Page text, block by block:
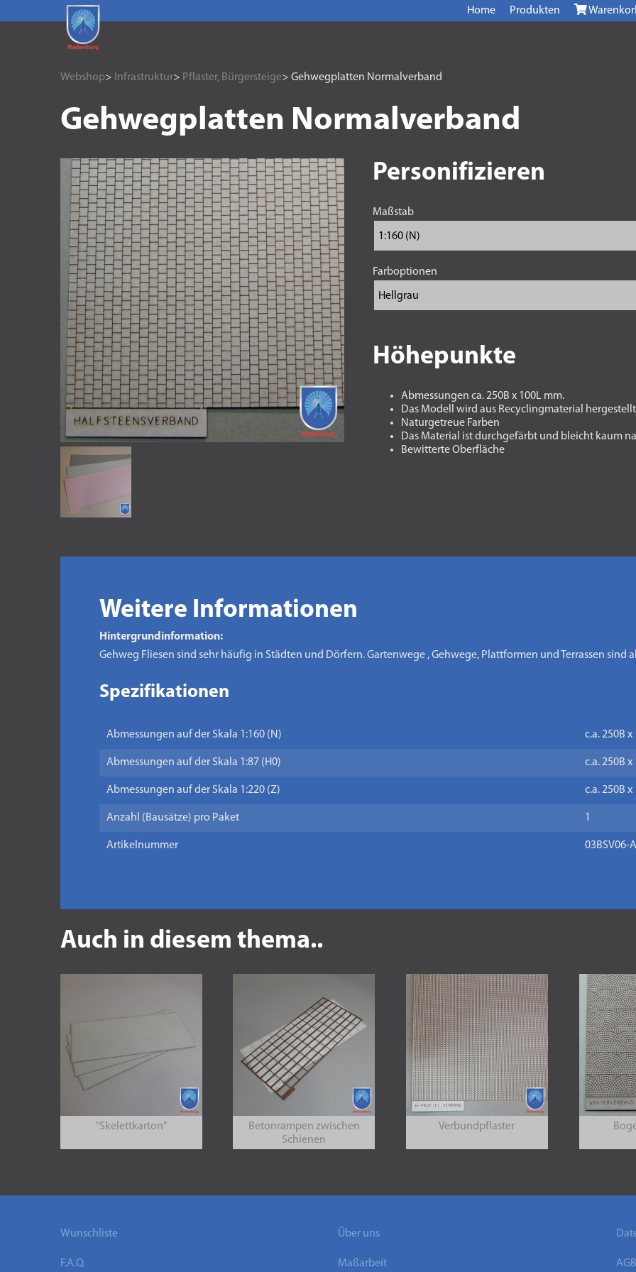
Home Produkten
Webshop> Infrastruktur> Pflaster, Bürgersteige> Gehwegplatten Normalverband
Gehwegplatten Normalverband
Personifizieren
Maßstab
Farboptionen
Höhepunkte
Abmessungen ca. 250B x 100L mm.
Das Modell wird aus Recyclingmaterial hergestellt
Naturgetreue Farben
Das Material ist durchgefärbt und bleicht kaum
Bewitterte Oberfläche
Weitere Informationen
Hintergrundinformation:
Gehweg Fliesen sind sehr häufig in Städten und Dörfern. Gartenwege , Gehwege, Plattformen und Terrassen sind
Spezifikationen
Abmessungen auf der Skala 1:160 (N) c.a. 250B
Abmessungen auf der Skala 1:87 (H0) c.a. 250B
Abmessungen auf der Skala 1:220 (Z) c.a. 250B
Anzahl (Bausätze) pro Paket 1
Artikelnummer 03BSV06-
Auch in diesem thema..
"Skelettkarton"
Betonrampen zwischen
Schienen
Verbundpflaster
Wunschliste
F.A.Q.
Über uns
Maßarbeit AGB